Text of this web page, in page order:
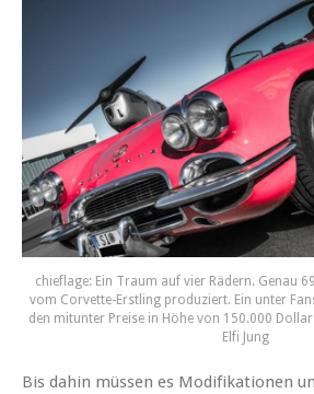
chieflage: Ein Traum auf vier Rädern. Genau
vom Corvette-Erstling produziert. Ein unter
den mitunter Preise in Höhe von 150.000
Elfi Jung
Bis dahin müssen es Modifikationen